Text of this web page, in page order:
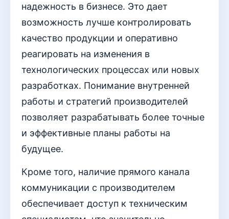
надежность в бизнесе. Это дает
возможность лучше контролировать
качество продукции и оперативно
реагировать на изменения в
технологических процессах или новых
разработках. Понимание внутренней
работы и стратегий производителей
позволяет разрабатывать более точные
и эффективные планы работы на
будущее.
Кроме того, наличие прямого канала
коммуникации с производителем
обеспечивает доступ к техническим